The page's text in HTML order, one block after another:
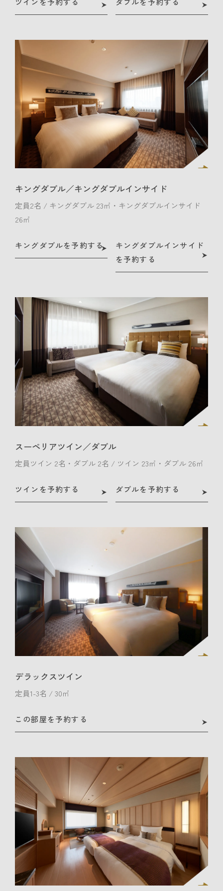
ツインを予約する ダブルを予約する
キングダブル／キングダブルインサイド
定員2名 / キングダブル 23㎡・キングダブルインサイド
26㎡
キングダブルを予約する
キングダブルインサイド
を予約する
スーペリアツイン／ダブル
定員ツイン 2名・ダブル 2名 / ツイン 23㎡・ダブル 26㎡
ツインを予約する ダブルを予約する
デラックスツイン
定員1-3名 / 30㎡
この部屋を予約する